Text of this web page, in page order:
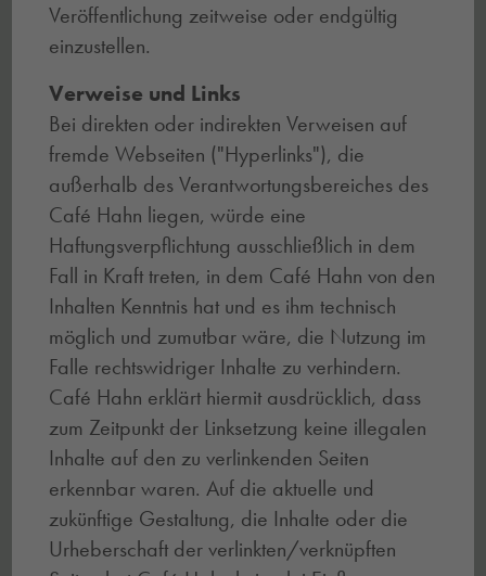
Veröffentlichung zeitweise oder endgültig
einzustellen.
Verweise und Links
Bei direkten oder indirekten Verweisen auf
fremde Webseiten ("Hyperlinks"), die
außerhalb des Verantwortungsbereiches des
Café Hahn liegen, würde eine
Haftungsverpflichtung ausschließlich in dem
Fall in Kraft treten, in dem Café Hahn von den
Inhalten Kenntnis hat und es ihm technisch
möglich und zumutbar wäre, die Nutzung im
Falle rechtswidriger Inhalte zu verhindern.
Café Hahn erklärt hiermit ausdrücklich, dass
zum Zeitpunkt der Linksetzung keine illegalen
Inhalte auf den zu verlinkenden Seiten
erkennbar waren. Auf die aktuelle und
zukünftige Gestaltung, die Inhalte oder die
Urheberschaft der verlinkten/verknüpften